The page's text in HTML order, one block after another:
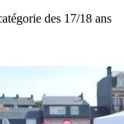
des 17/18 ans